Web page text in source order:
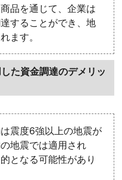
商品を通じて、企業は
することができ、地
ます。
た資金調達のデメリッ
震度6強以上の地震が
地震では適用され
となる可能性があり